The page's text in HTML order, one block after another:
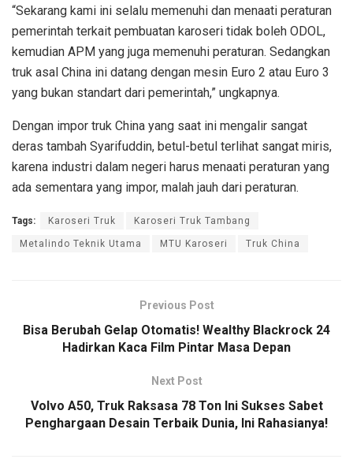
“Sekarang kami ini selalu memenuhi dan menaati peraturan
pemerintah terkait pembuatan karoseri tidak boleh ODOL,
kemudian APM yang juga memenuhi peraturan. Sedangkan
truk asal China ini datang dengan mesin Euro 2 atau Euro 3
yang bukan standart dari pemerintah,” ungkapnya.
Dengan impor truk China yang saat ini mengalir sangat
deras tambah Syarifuddin, betul-betul terlihat sangat miris,
karena industri dalam negeri harus menaati peraturan yang
ada sementara yang impor, malah jauh dari peraturan.
Tags: Karoseri Truk Karoseri Truk Tambang
Metalindo Teknik Utama MTU Karoseri Truk China
Previous Post
Bisa Berubah Gelap Otomatis! Wealthy Blackrock 24
Hadirkan Kaca Film Pintar Masa Depan
Next Post
Volvo A50, Truk Raksasa 78 Ton Ini Sukses Sabet
Penghargaan Desain Terbaik Dunia, Ini Rahasianya!